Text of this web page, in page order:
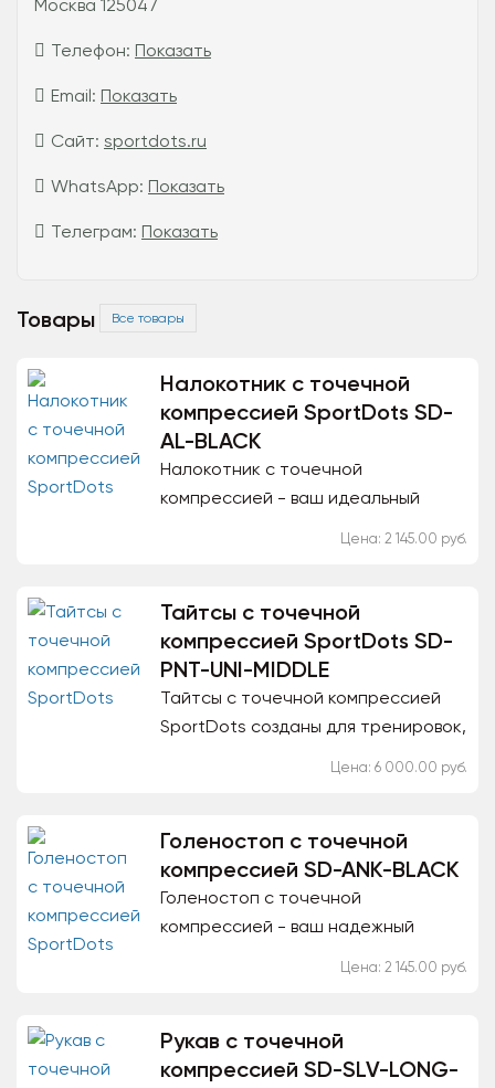
Москва 125047
Телефон: Показать
Email: Показать
Сайт: sportdots.ru
WhatsApp: Показать
Телеграм: Показать
Товары Все товары
Налокотник с точечной
компрессией SportDots SD-
AL-BLACK
Налокотник с точечной
компрессией - ваш идеальный
особенности: -...
Цена: 2 145.00 руб.
Тайтсы с точечной
компрессией SportDots SD-
PNT-UNI-MIDDLE
Тайтсы с точечной компрессией
SportDots созданы для тренировок,
Цена: 6 000.00 руб.
Голеностоп с точечной
компрессией SD-ANK-BLACK
Голеностоп с точечной
компрессией - ваш надежный
изменениях в...
Цена: 2 145.00 руб.
Рукав с точечной
компрессией SD-SLV-LONG-